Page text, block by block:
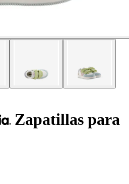
Zapatillas para